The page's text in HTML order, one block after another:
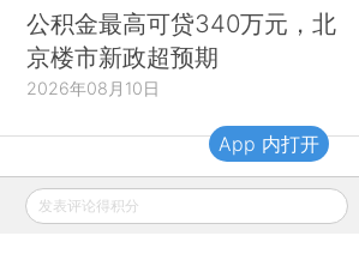
公积金最高可贷340万元，北
京楼市新政超预期
2026年08月10日
财新移动
发表评论得积分
App 内打开